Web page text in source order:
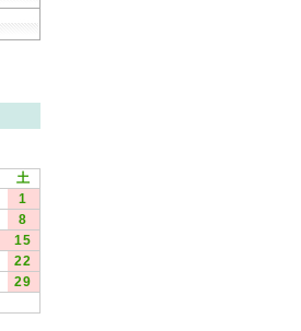
土
1
8
15
22
29